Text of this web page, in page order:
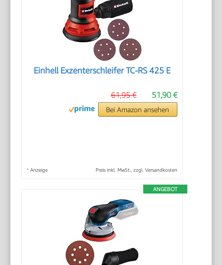
Einhell Exzenterschleifer TC-RS 425 E
51,90 €
61,95 €
Bei Amazon ansehen
* Anzeige Preis inkl. MwSt., zzgl. Versandkosten
ANGEBOT